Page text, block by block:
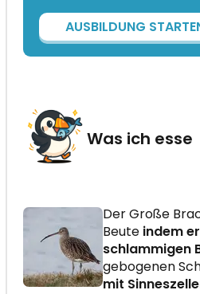
AUSBILDUNG
Was ich esse
Der Große
Beute indem
schlammigen
gebogenen
mit